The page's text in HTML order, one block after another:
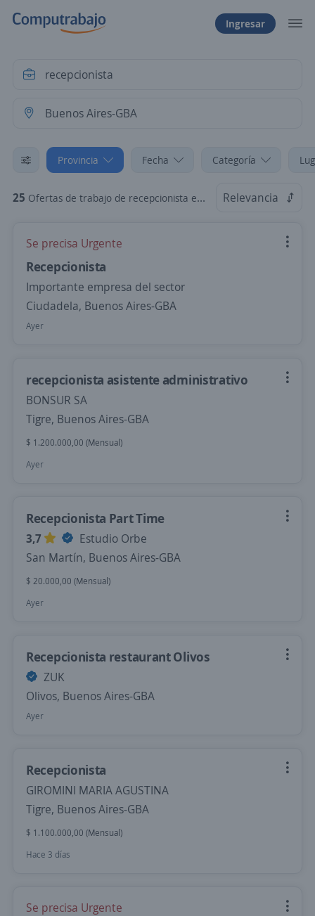
Ingresar
Provincia Fecha Categoría
25 Ofertas de trabajo de recepcionista en Buenos Aires-GBA Relevancia
Se precisa Urgente
Recepcionista
Importante empresa del sector
Ciudadela, Buenos Aires-GBA
Ayer
recepcionista asistente administrativo
BONSUR SA
Tigre, Buenos Aires-GBA
$ 1.200.000,00 (Mensual)
Ayer
Recepcionista Part Time
3,7
Estudio Orbe
San Martín, Buenos Aires-GBA
$ 20.000,00 (Mensual)
Ayer
Recepcionista restaurant Olivos
ZUK
Olivos, Buenos Aires-GBA
Ayer
Recepcionista
GIROMINI MARIA AGUSTINA
Tigre, Buenos Aires-GBA
$ 1.100.000,00 (Mensual)
Hace 3 días
Se precisa Urgente